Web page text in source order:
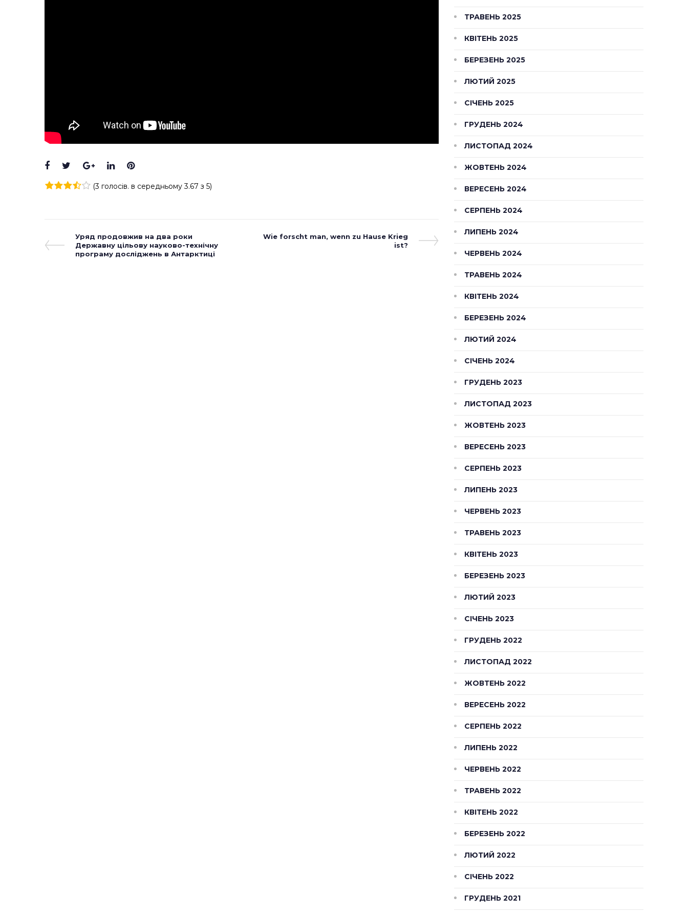
Facebook
TwitterGoogle+
LinkedInPinterest
(3 голосів. в середньому3.67 з 5)
Навігація
записів
Previous
Post
Уряд продовжив на два роки
Державну цільову науково-технічну
програму досліджень в Антарктиці
Next
Wie forscht man, wenn zu Hause Krieg
ist?
ТРАВЕНЬ 2025
КВІТЕНЬ 2025
БЕРЕЗЕНЬ 2025
ЛЮТИЙ 2025
СІЧЕНЬ 2025
ГРУДЕНЬ 2024
ЛИСТОПАД 2024
ЖОВТЕНЬ 2024
ВЕРЕСЕНЬ 2024
СЕРПЕНЬ 2024
ЛИПЕНЬ 2024
ЧЕРВЕНЬ 2024
ТРАВЕНЬ 2024
КВІТЕНЬ 2024
БЕРЕЗЕНЬ 2024
ЛЮТИЙ 2024
СІЧЕНЬ 2024
ГРУДЕНЬ 2023
ЛИСТОПАД 2023
ЖОВТЕНЬ 2023
ВЕРЕСЕНЬ 2023
СЕРПЕНЬ 2023
ЛИПЕНЬ 2023
ЧЕРВЕНЬ 2023
ТРАВЕНЬ 2023
КВІТЕНЬ 2023
БЕРЕЗЕНЬ 2023
ЛЮТИЙ 2023
СІЧЕНЬ 2023
ГРУДЕНЬ 2022
ЛИСТОПАД 2022
ЖОВТЕНЬ 2022
ВЕРЕСЕНЬ 2022
СЕРПЕНЬ 2022
ЛИПЕНЬ 2022
ЧЕРВЕНЬ 2022
ТРАВЕНЬ 2022
КВІТЕНЬ 2022
БЕРЕЗЕНЬ 2022
ЛЮТИЙ 2022
СІЧЕНЬ 2022
ГРУДЕНЬ 2021